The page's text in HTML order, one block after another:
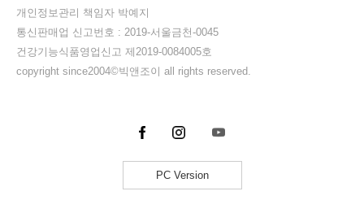
개인정보관리 책임자 박예지
통신판매업 신고번호 : 2019-서울금천-0045
건강기능식품영업신고 제2019-0084005호
copyright since2004©빅앤조이 all rights reserved.
PC Version